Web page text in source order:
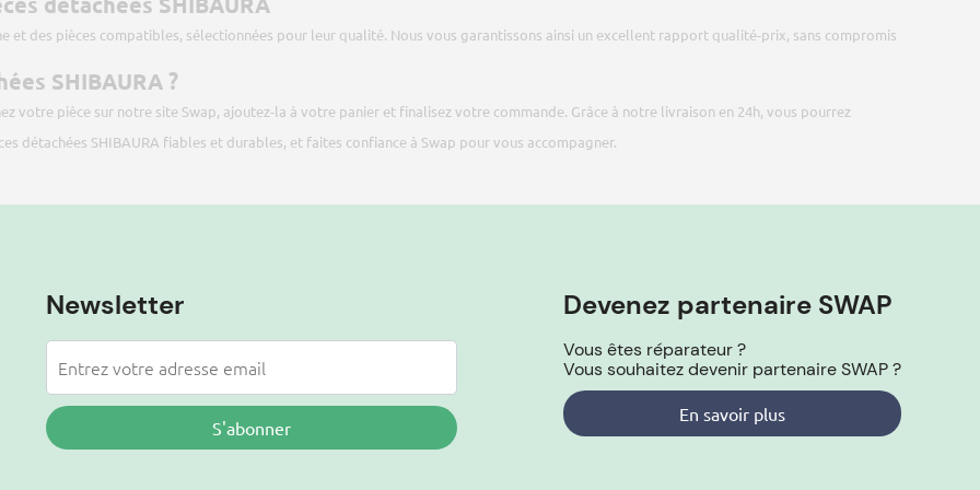
et des pièces compatibles, sélectionnées pour leur qualité. Nous vous garantissons ainsi un excellent rapport qualité-prix, sans compromis
SHIBAURA ?
votre pièce sur notre site Swap, ajoutez-la à votre panier et finalisez votre commande. Grâce à notre livraison en 24h, vous pourrez
détachées SHIBAURA fiables et durables, et faites confiance à Swap pour vous accompagner.
Newsletter
S'abonner
Devenez partenaire SWAP
Vous êtes réparateur ?
Vous souhaitez devenir partenaire SWAP ?
En savoir plus